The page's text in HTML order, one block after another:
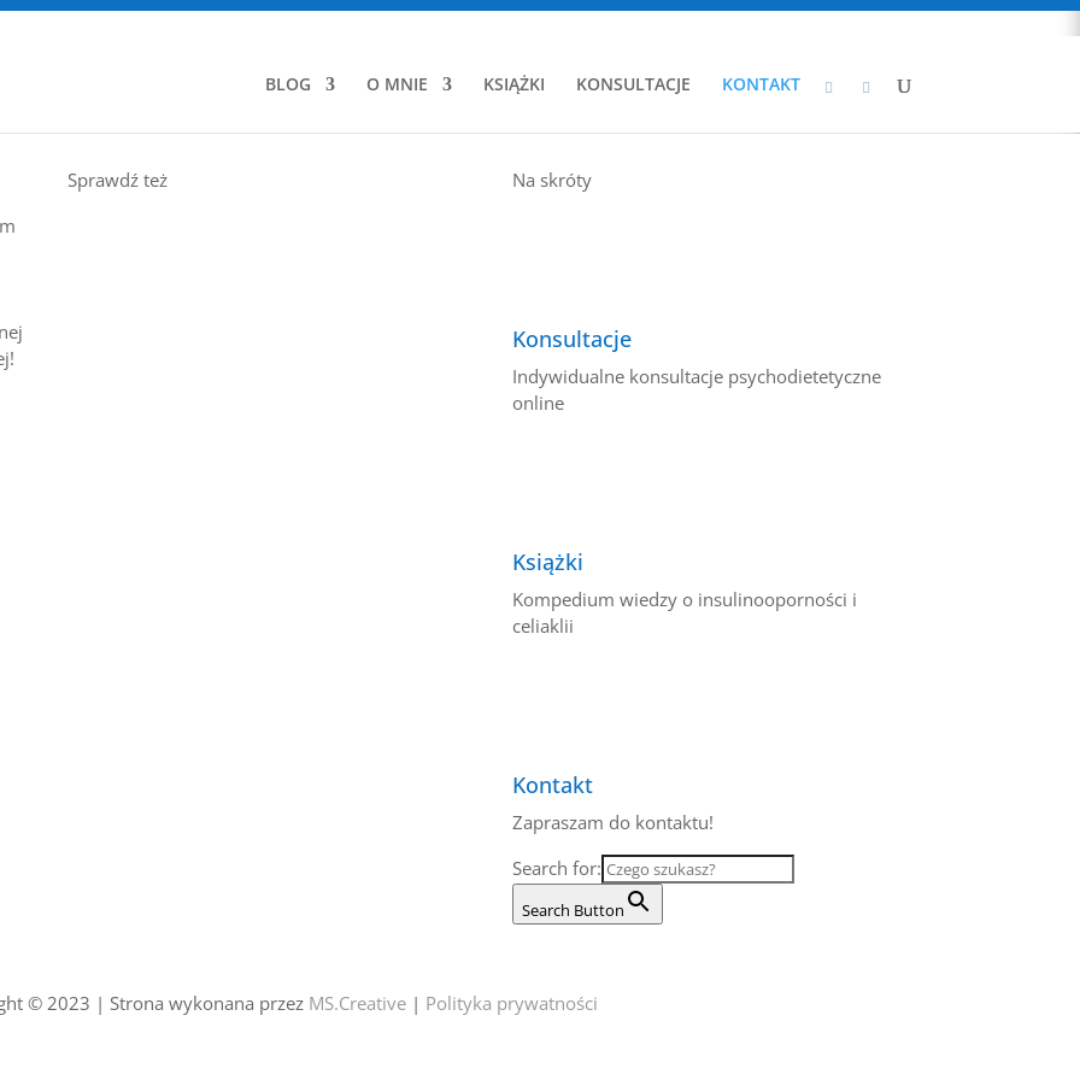
BLOG O MNIE KSIĄŻKI KONSULTACJE KONTAKT
Sprawdź też Na skróty
Konsultacje
Indywidualne konsultacje psychodietetyczne
online
Książki
Kompedium wiedzy o insulinooporności i
celiaklii
Kontakt
Zapraszam do kontaktu!
Search for:
Search Button
© 2023 | Strona wykonana przez MS.Creative | Polityka prywatności